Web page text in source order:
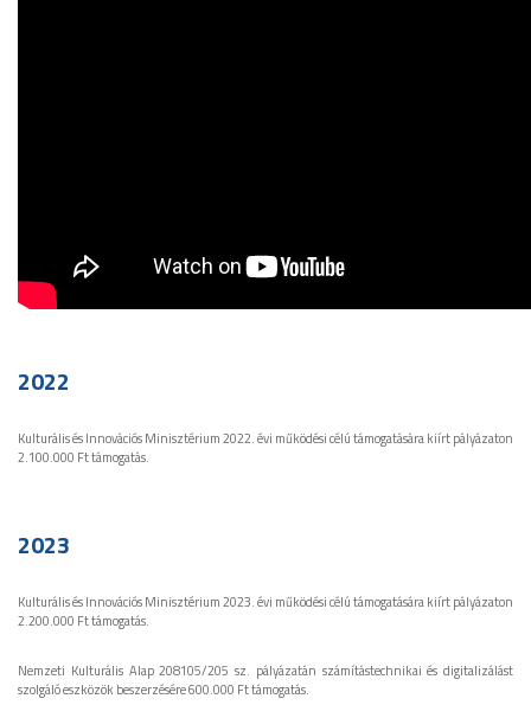
2022
Kulturális és Innovációs Minisztérium 2022. évi működési célú támogatására kiírt pályázaton
2.100.000 Ft támogatás.
2023
Kulturális és Innovációs Minisztérium 2023. évi működési célú támogatására kiírt pályázaton
2.200.000 Ft támogatás.
Nemzeti Kulturális Alap 208105/205 sz. pályázatán számítástechnikai és digitalizálást
szolgáló eszközök beszerzésére 600.000 Ft támogatás.